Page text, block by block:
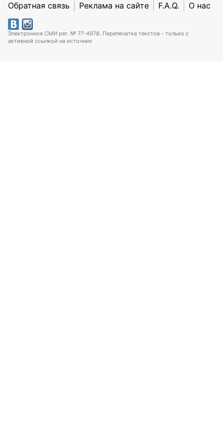
Обратная связь Реклама на сайте F.A.Q. О нас
Электронное СМИ рег. № 77-4978. Перепечатка текстов - только с
активной ссылкой на источник